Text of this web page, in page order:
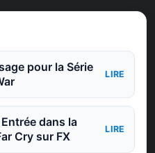
pour la Série
LIRE
dans la
Cry sur FX
LIRE